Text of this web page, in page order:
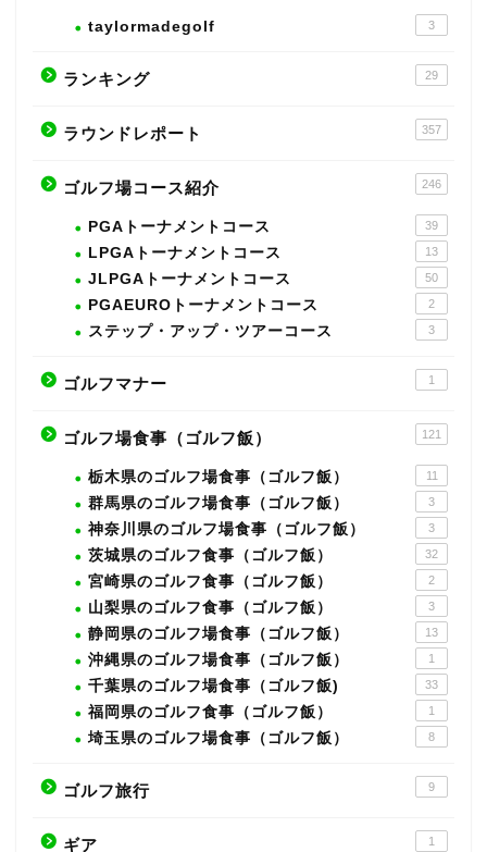
taylormadegolf 3
ランキング 29
ラウンドレポート 357
ゴルフ場コース紹介 246
PGAトーナメントコース 39
LPGAトーナメントコース 13
JLPGAトーナメントコース 50
PGAEUROトーナメントコース 2
ステップ・アップ・ツアーコース 3
ゴルフマナー 1
ゴルフ場食事（ゴルフ飯） 121
栃木県のゴルフ場食事（ゴルフ飯） 11
群馬県のゴルフ場食事（ゴルフ飯） 3
神奈川県のゴルフ場食事（ゴルフ飯） 3
茨城県のゴルフ食事（ゴルフ飯） 32
宮崎県のゴルフ食事（ゴルフ飯） 2
山梨県のゴルフ食事（ゴルフ飯） 3
静岡県のゴルフ場食事（ゴルフ飯） 13
沖縄県のゴルフ場食事（ゴルフ飯） 1
千葉県のゴルフ場食事（ゴルフ飯) 33
福岡県のゴルフ食事（ゴルフ飯） 1
埼玉県のゴルフ場食事（ゴルフ飯） 8
ゴルフ旅行 9
ギア 1